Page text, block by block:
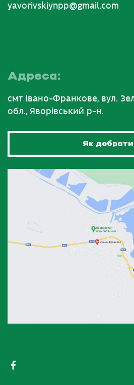
yavorivskiynpp@gmail.com
Адреса:
смт Івано-Франкове, вул.
обл., Яворівський р-н.
Як